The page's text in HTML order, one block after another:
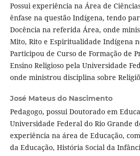
Possui experiência na Área de
ênfase na questão Indígena, tendo
Docência na referida Área, onde
Mito, Rito e Espiritualidade Indígena
Participou de Curso de Formação de
Ensino Religioso pela Universidade
onde ministrou disciplina sobre
José Mateus do Nascimento
Pedagogo, possui Doutorado em
Universidade Federal do Rio Grande
experiência na área de Educação,
da Educação, História Social da